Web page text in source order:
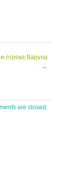
отрока Варула
→
are closed.